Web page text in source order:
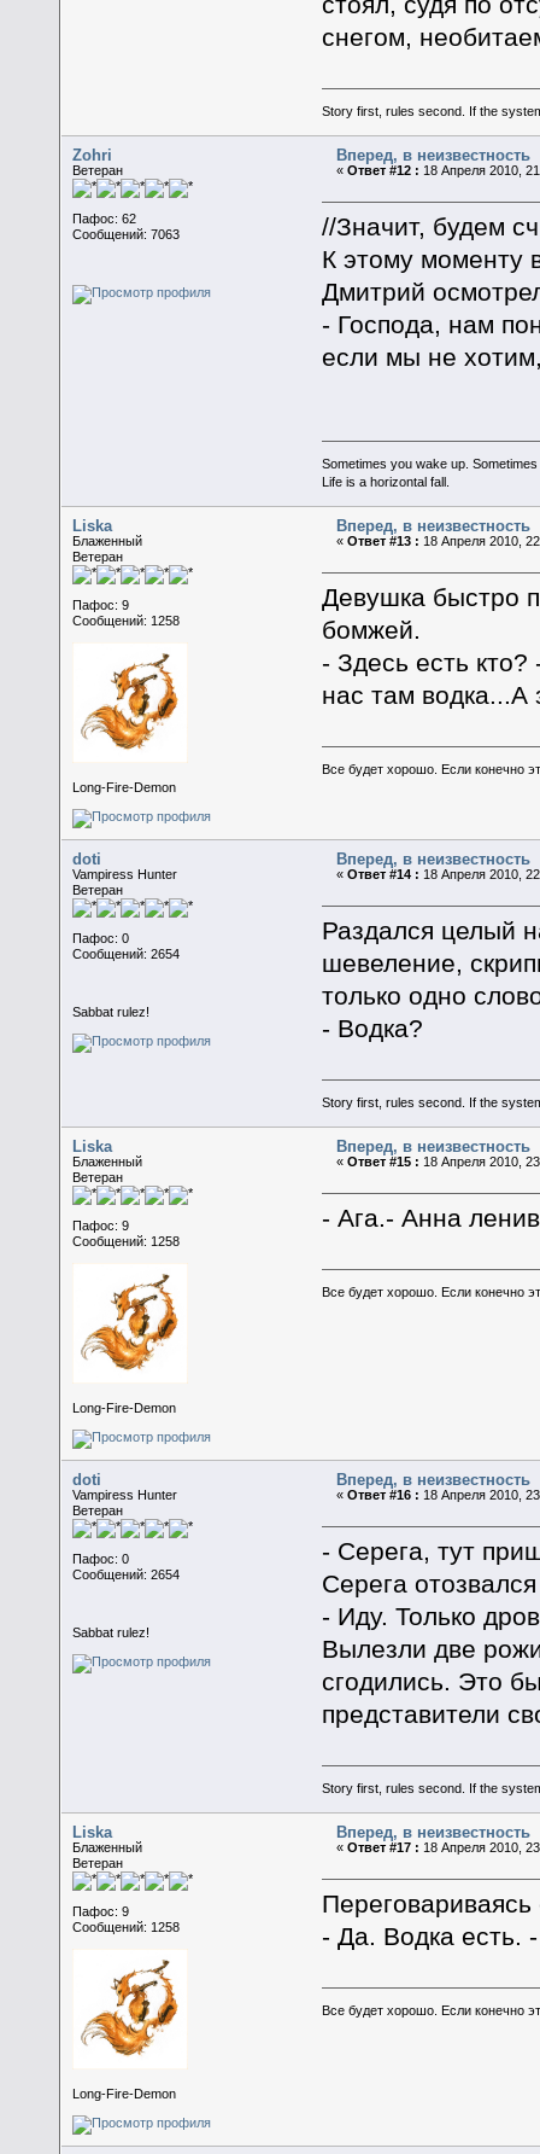
снегом,
Story first, rules second. If the
Zohri
Ветеран
Пафос: 62
Сообщений: 7063
Вперед, в неизвестность
«Ответ #12 : 18 Апреля 2010,
//Значит, будем
К этому моменту
Дмитрий
- Господа, нам
если мы не
Sometimes you wake up.
Life is a horizontal fall.
Liska
Блаженный
Ветеран
Пафос: 9
Сообщений: 1258
Long-Fire-Demon
Вперед, в неизвестность
«Ответ #13 : 18 Апреля 2010,
Девушка быстро
бомжей.
- Здесь есть
нас там водка...А
Все будет хорошо. Если конечно
doti
Vampiress Hunter
Ветеран
Пафос: 0
Сообщений: 2654
Sabbat rulez!
Вперед, в неизвестность
«Ответ #14 : 18 Апреля 2010,
Раздался целый
шевеление,
только одно
- Водка?
Story first, rules second. If the
Liska
Блаженный
Ветеран
Пафос: 9
Сообщений: 1258
Long-Fire-Demon
Вперед, в неизвестность
«Ответ #15 : 18 Апреля 2010,
- Ага.- Анна
Все будет хорошо. Если конечно
doti
Vampiress Hunter
Ветеран
Пафос: 0
Сообщений: 2654
Sabbat rulez!
Вперед, в неизвестность
«Ответ #16 : 18 Апреля 2010,
- Серега, тут
Серега
- Иду. Только
Вылезли две
сгодились. Это
представители
Story first, rules second. If the
Liska
Блаженный
Ветеран
Пафос: 9
Сообщений: 1258
Long-Fire-Demon
Вперед, в неизвестность
«Ответ #17 : 18 Апреля 2010,
- Да. Водка есть.
Все будет хорошо. Если конечно